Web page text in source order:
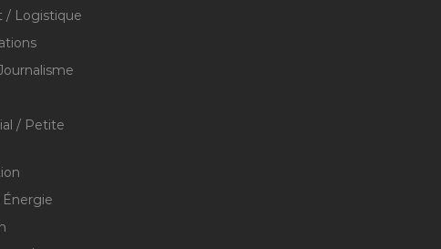
/ Logistique
/ Petite